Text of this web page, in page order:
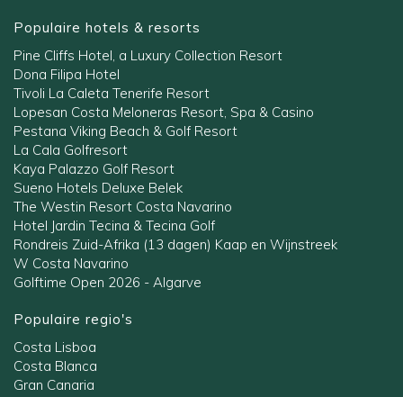
Populaire hotels & resorts
Pine Cliffs Hotel, a Luxury Collection Resort
Dona Filipa Hotel
Tivoli La Caleta Tenerife Resort
Lopesan Costa Meloneras Resort, Spa & Casino
Pestana Viking Beach & Golf Resort
La Cala Golfresort
Kaya Palazzo Golf Resort
Sueno Hotels Deluxe Belek
The Westin Resort Costa Navarino
Hotel Jardin Tecina & Tecina Golf
Rondreis Zuid-Afrika (13 dagen) Kaap en Wijnstreek
W Costa Navarino
Golftime Open 2026 - Algarve
Populaire regio's
Costa Lisboa
Costa Blanca
Gran Canaria